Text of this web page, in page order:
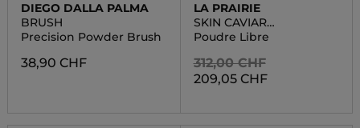
DIEGO DALLA PALMA
BRUSH
Precision Powder Brush
38,90 CHF
LA PRAIRIE
SKIN CAVIAR
CONCEALER
FOUNDATION
Poudre Libre
312,00 CHF
209,05 CHF